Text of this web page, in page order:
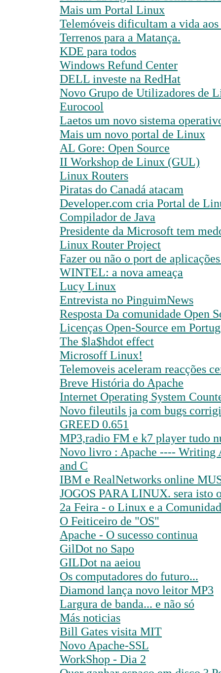
Mais um Portal Linux
Telemóveis dificultam a vida
Terrenos para a Matança.
KDE para todos
Windows Refund Center
DELL investe na RedHat
Novo Grupo de Utilizadores de
Eurocool
Laetos um novo sistema
Mais um novo portal de Linux
AL Gore: Open Source
II Workshop de Linux (GUL)
Linux Routers
Piratas do Canadá atacam
Developer.com cria Portal de
Compilador de Java
Presidente da Microsoft tem
Linux Router Project
Fazer ou não o port de
WINTEL: a nova ameaça
Lucy Linux
Entrevista no PinguimNews
Resposta Da comunidade Open
Licenças Open-Source em
The $la$hdot effect
Microsoff Linux!
Telemoveis aceleram reacções
Breve História do Apache
Internet Operating System
Novo fileutils ja com bugs
GREED 0.651
MP3,radio FM e k7 player tudo
Novo livro : Apache ---- Writing
and C
IBM e RealNetworks online
JOGOS PARA LINUX. sera isto
2a Feira - o Linux e a
O Feiticeiro de "OS"
Apache - O sucesso continua
GilDot no Sapo
GILDot na aeiou
Os computadores do futuro...
Diamond lança novo leitor MP3
Largura de banda... e não só
Más noticias
Bill Gates visita MIT
Novo Apache-SSL
WorkShop - Dia 2